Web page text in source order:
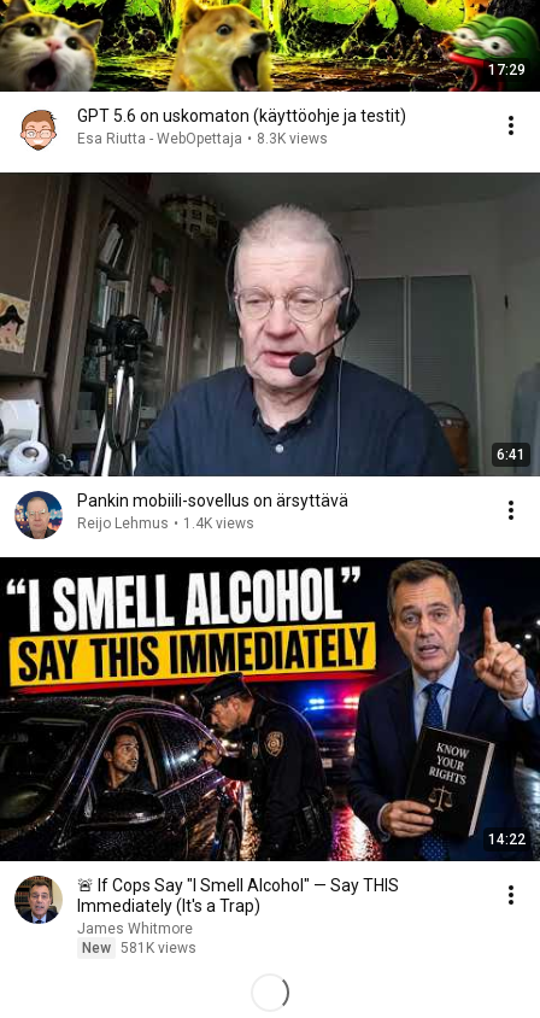
17:29
GPT 5.6 on uskomaton (käyttöohje ja testit)
Esa Riutta - WebOpettaja • 8.3K views
6:41
Pankin mobiili-sovellus on ärsyttävä
Reijo Lehmus • 1.4K views
14:22
🚨 If Cops Say "I Smell Alcohol" — Say THIS
Immediately (It's a Trap)
James Whitmore
New 581K views